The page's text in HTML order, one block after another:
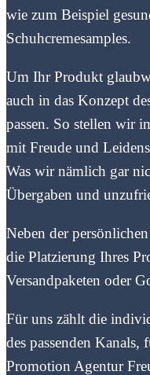
wie zum Beispiel
Schuhcremesamples.
Um Ihr Produkt
auch in das Konzept
passen. So stellen wir
mit Freude und
Was wir nämlich gar
Übergaben und
Neben der
die Platzierung Ihres
Versandpaketen oder
Für uns zählt die
des passenden
Promotion Agentur